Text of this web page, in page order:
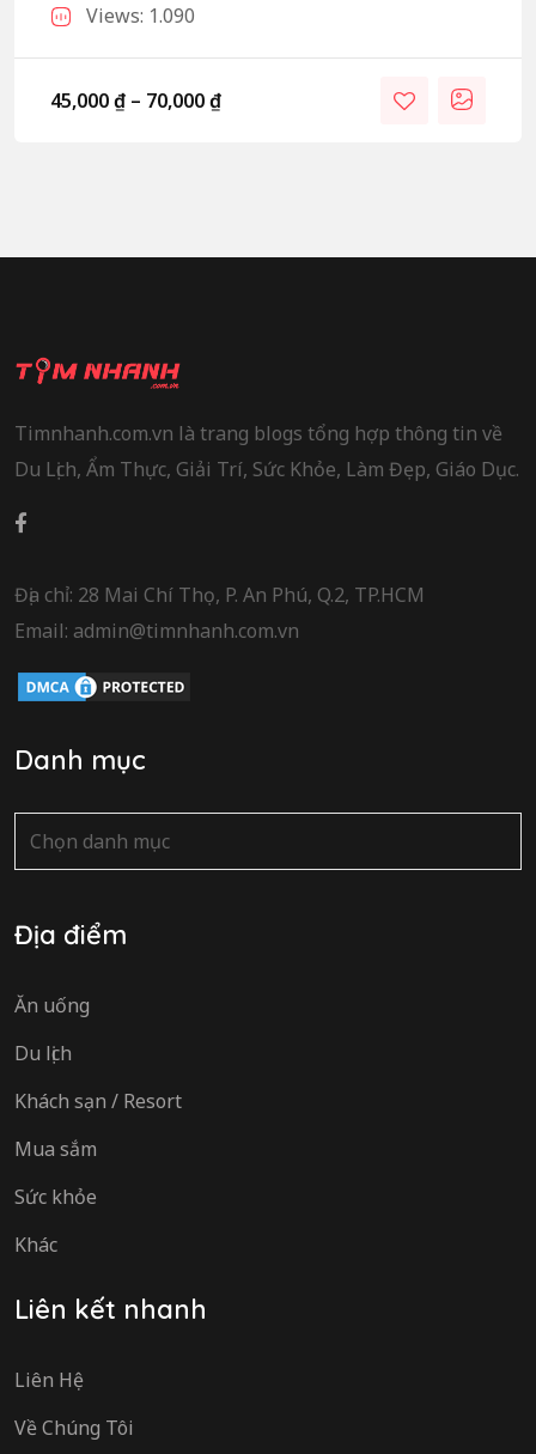
Views: 1.090
45,000₫ – 70,000₫
Timnhanh.com.vn là trang blogs tổng hợp thông tin về
Du Lịch, Ẩm Thực, Giải Trí, Sức Khỏe, Làm Đẹp, Giáo Dục.
Địa chỉ: 28 Mai Chí Thọ, P. An Phú, Q.2, TP.HCM
Email: admin@timnhanh.com.vn
Danh mục
Danh
mục
Địa điểm
Ăn uống
Du lịch
Khách sạn / Resort
Mua sắm
Sức khỏe
Khác
Liên kết nhanh
Liên Hệ
Về Chúng Tôi